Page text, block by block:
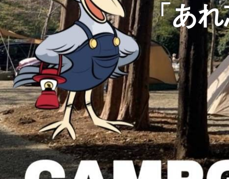
「あ